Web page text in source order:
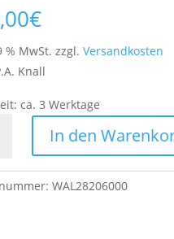
€
% MwSt. zzgl. Versandkosten
Knall
ca. 3 Werktage
In den
WAL28206000